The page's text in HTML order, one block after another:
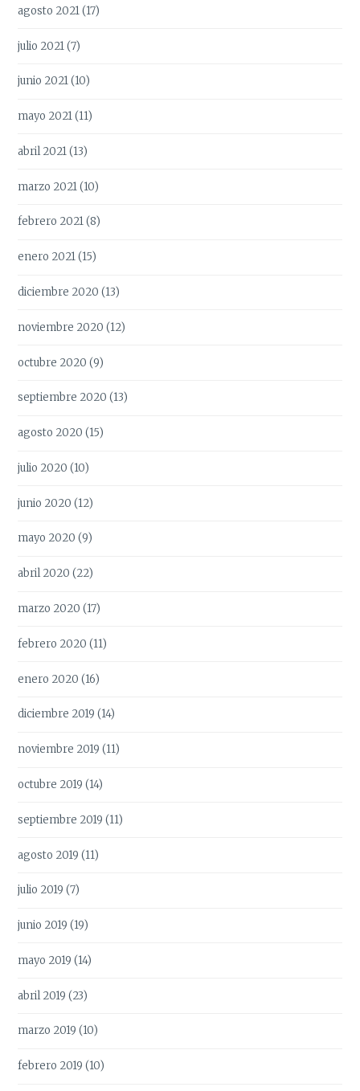
agosto 2021(17)
julio 2021(7)
junio 2021(10)
mayo 2021(11)
abril 2021(13)
marzo 2021(10)
febrero 2021(8)
enero 2021(15)
diciembre 2020 (13)
noviembre 2020 (12)
octubre 2020 (9)
septiembre 2020 (13)
agosto 2020 (15)
julio 2020 (10)
junio 2020 (12)
mayo 2020 (9)
abril 2020 (22)
marzo 2020 (17)
febrero 2020 (11)
enero 2020 (16)
diciembre 2019 (14)
noviembre 2019 (11)
octubre 2019 (14)
septiembre 2019 (11)
agosto 2019 (11)
julio 2019 (7)
junio 2019 (19)
mayo 2019 (14)
abril 2019 (23)
marzo 2019 (10)
febrero 2019 (10)